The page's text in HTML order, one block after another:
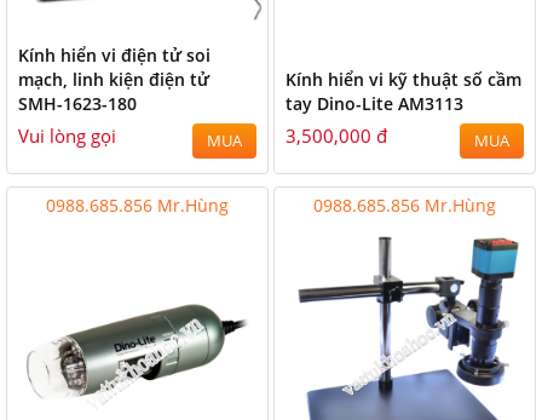
Kính hiển vi điện tử soi
mạch, linh kiện điện tử
SMH-1623-180
Vui lòng gọi MUA
Kính hiển vi kỹ thuật số cầm
tay Dino-Lite AM3113
3,500,000 đ MUA
0988.685.856 Mr.Hùng 0988.685.856 Mr.Hùng